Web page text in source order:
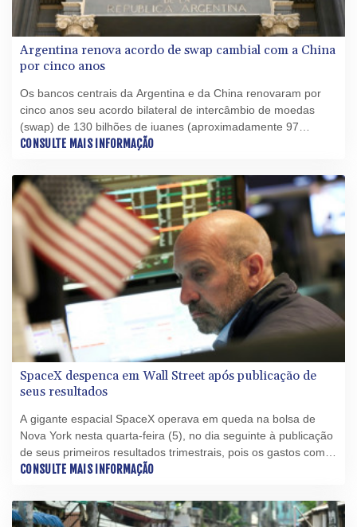
Argentina renova acordo de swap cambial com a China
por cinco anos
Os bancos centrais da Argentina e da China renovaram por
cinco anos seu acordo bilateral de intercâmbio de moedas
(swap) de 130 bilhões de iuanes (aproximadamente 97
bilhões de reais, na cotação atual), que vigora desde 2009,
(5).
CONSULTE MAIS INFORMAÇÃO
SpaceX despenca em Wall Street após publicação de
seus resultados
A gigante espacial SpaceX operava em queda na bolsa de
Nova York nesta quarta-feira (5), no dia seguinte à publicação
de seus primeiros resultados trimestrais, pois os gastos com a
inteligência artificial reacenderam o ceticismo dos investidores.
CONSULTE MAIS INFORMAÇÃO